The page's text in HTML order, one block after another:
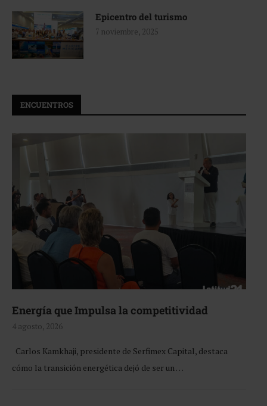
Epicentro del turismo
7 noviembre, 2025
ENCUENTROS
Energía que Impulsa la competitividad
4 agosto, 2026
Carlos Kamkhaji, presidente de Serfimex Capital, destaca
cómo la transición energética dejó de ser un …